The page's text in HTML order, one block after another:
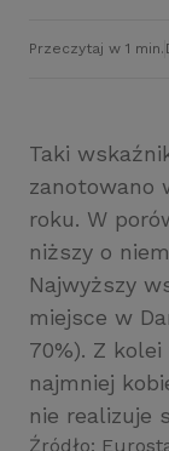
Przeczytaj w 1 min.
Taki
zanotowano
roku. W
niższy o
Najwyższy
miejsce w
70%). Z
najmniej
nie realizuje
Źródło: